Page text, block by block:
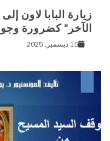
زيارة البابا لاون
الآخر” كضرورة
15 ديسمبر, 2025